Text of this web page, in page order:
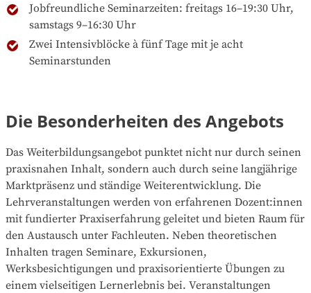
Jobfreundliche Seminarzeiten: freitags 16–19:30 Uhr,
samstags 9–16:30 Uhr
Zwei Intensivblöcke à fünf Tage mit je acht
Seminarstunden
Die Besonderheiten des Angebots
Das Weiterbildungsangebot punktet nicht nur durch seinen
praxisnahen Inhalt, sondern auch durch seine langjährige
Marktpräsenz und ständige Weiterentwicklung. Die
Lehrveranstaltungen werden von erfahrenen Dozent:innen
mit fundierter Praxiserfahrung geleitet und bieten Raum für
den Austausch unter Fachleuten. Neben theoretischen
Inhalten tragen Seminare, Exkursionen,
Werksbesichtigungen und praxisorientierte Übungen zu
einem vielseitigen Lernerlebnis bei. Veranstaltungen